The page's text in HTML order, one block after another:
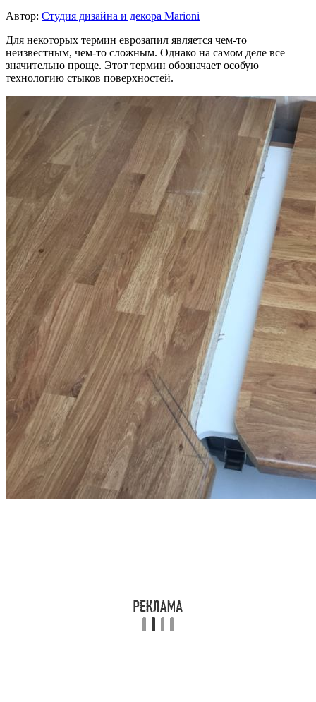
Автор: Студия дизайна и декора Marioni
Для некоторых термин еврозапил является чем-то
неизвестным, чем-то сложным. Однако на самом деле все
значительно проще. Этот термин обозначает особую
технологию стыков поверхностей.